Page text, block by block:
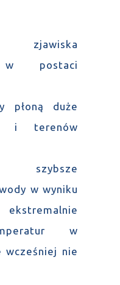
zjawiska
w postaci
płoną duże
i terenów
szybsze
w wyniku
w
wcześniej nie